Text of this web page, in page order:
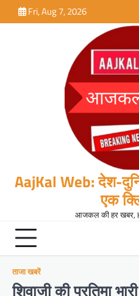
to
Fri, Aug 7, 2026
AajKal Web: देश-
एक
आजकल की हर खबर,
ताजा खबरें
शिवाजी की प्रतिमा